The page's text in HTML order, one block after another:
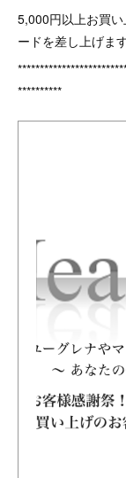
5,000円以上お買
ードを差し上げます
**********